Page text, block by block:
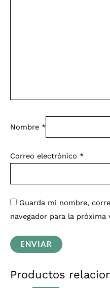
Nombre *
Correo electrónico *
Guarda mi nombre,
navegador para la próxima
Productos